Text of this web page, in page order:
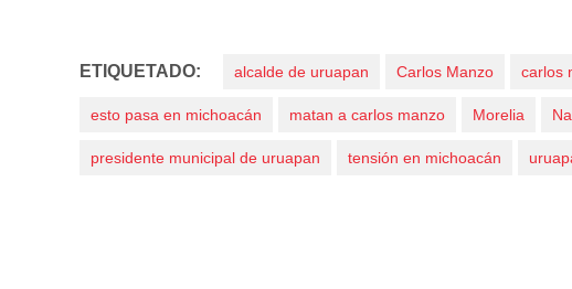
ETIQUETADO: alcalde de uruapan Carlos Manzo carlos
esto pasa en michoacán matan a carlos manzo Morelia
presidente municipal de uruapan tensión en michoacán